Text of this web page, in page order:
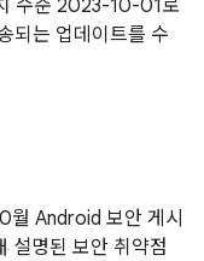
수준 2023-10-01로
되는 업데이트를 수
Android 보안 게시
설명된 보안 취약점